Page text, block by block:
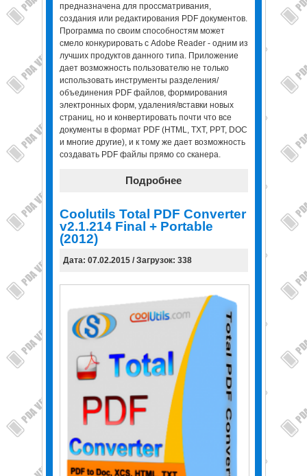
предназначена для просcматривания,
создания или редактирования PDF документов.
Программа по своим способностям может
смело конкурировать с Adobe Reader - одним из
лучших продуктов данного типа. Приложение
дает возможность пользователю не только
использовать инструменты разделения/
объединения PDF файлов, формирования
электронных форм, удаления/вставки новых
страниц, но и конвертировать почти что все
документы в формат PDF (HTML, TXT, PPT, DOC
и многие другие), и к тому же дает возможность
создавать PDF файлы прямо со сканера.
Подробнее
Coolutils Total PDF Converter
v2.1.214 Final + Portable
(2012)
Дата: 07.02.2015 / Загрузок: 338